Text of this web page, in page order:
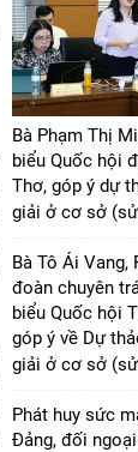
Bà Phạm Thị
biểu Quốc hội
Thơ, góp ý dự
giải ở cơ sở
Bà Tô Ái Vang,
đoàn chuyên
biểu Quốc hội
góp ý về Dự
giải ở cơ sở
Phát huy sức
Đảng, đối